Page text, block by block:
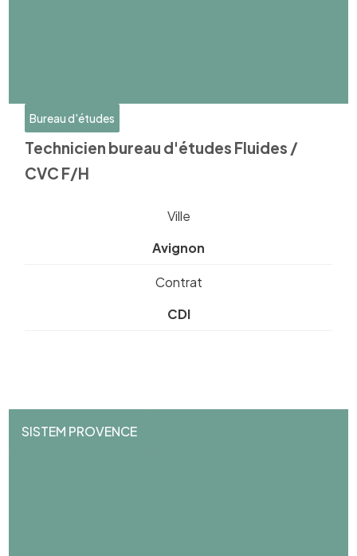
Bureau d'études
Technicien bureau d'études Fluides /
CVC F/H
Ville
Avignon
Contrat
CDI
SISTEM PROVENCE